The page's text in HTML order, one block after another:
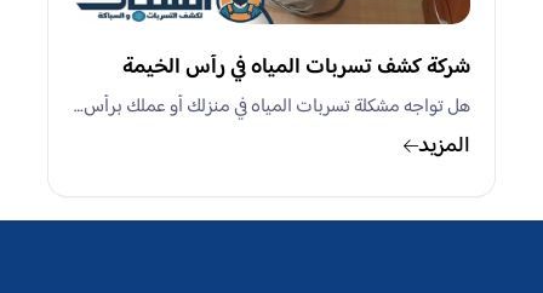
شركة كشف تسربات المياه في رأس الخيمة
هل تواجه مشكلة تسربات المياه في منزلك أو عملك برأس…
المزيد